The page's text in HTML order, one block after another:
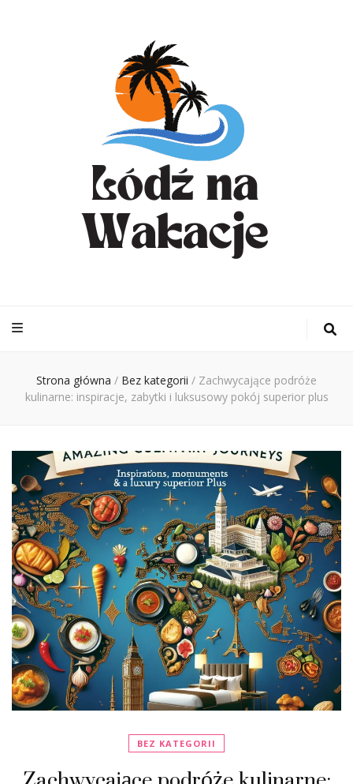
– Turystyka
Ciebie
Strona główna / Bez kategorii / Zachwycające podróże
kulinarne: inspiracje, zabytki i luksusowy pokój superior plus
BEZ KATEGORII